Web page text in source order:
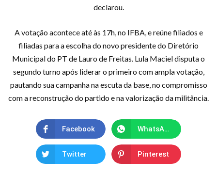
declarou.
A votação acontece até às 17h, no IFBA, e reúne filiados e
filiadas para a escolha do novo presidente do Diretório
Municipal do PT de Lauro de Freitas. Lula Maciel disputa o
segundo turno após liderar o primeiro com ampla votação,
pautando sua campanha na escuta da base, no compromisso
com a reconstrução do partido e na valorização da militância.
Facebook WhatsApp
Twitter Pinterest